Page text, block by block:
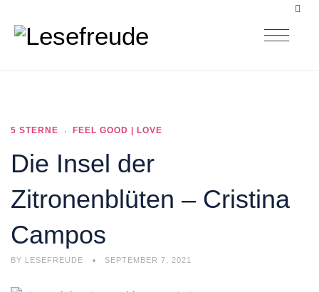
5 STERNE FEEL GOOD | LOVE
Die Insel der
Zitronenblüten – Cristina
Campos
BY LESEFREUDE SEPTEMBER 7, 2021